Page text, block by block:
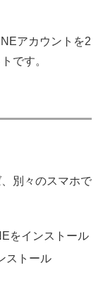
アカウントを2
です。
別々のスマホで
をインストール
ストール